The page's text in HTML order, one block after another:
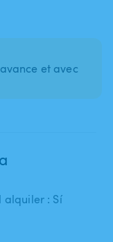
et avec
alquiler : Sí